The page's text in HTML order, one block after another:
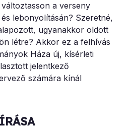
a verseny
lebonyolításán? Szeretné,
ugyanakkor oldott
létre? Akkor ez a felhívás
Háza új, kísérleti
jelentkező
számára kínál